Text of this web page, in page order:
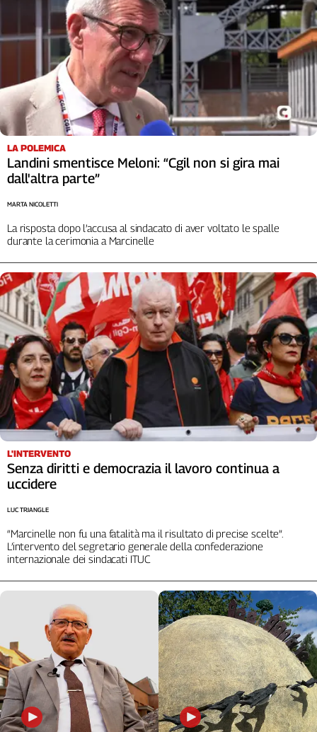
Marche
Puglia
Sardegna
Sicilia
Toscana
Trentino
Umbria
Valle
D'Aosta
Storico
1955-
2014
Cerca
Contatti
La
redazione
Newsletter
LA POLEMICA
Landini smentisce Meloni: “Cgil non si gira mai
dall'altra parte”
La risposta dopo l’accusa al sindacato di aver voltato le spalle
durante la cerimonia a Marcinelle
MARTA NICOLETTI
L'INTERVENTO
Senza diritti e democrazia il lavoro continua a
uccidere
“Marcinelle non fu una fatalità ma il risultato di precise scelte”.
L’intervento del segretario generale della confederazione
internazionale dei sindacati ITUC
LUC TRIANGLE